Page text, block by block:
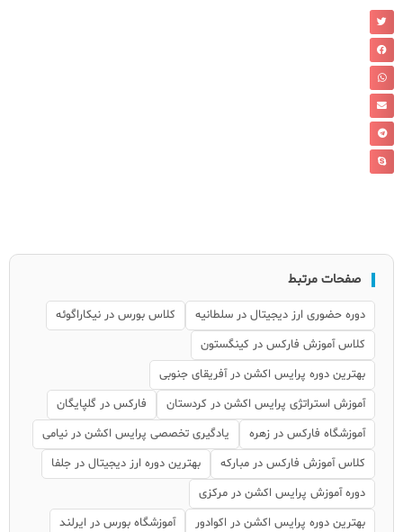
صفحات مرتبط
دوره حضوری ارز دیجیتال در سلطانیه
کلاس بورس در نیکاراگوئه
کلاس آموزش فارکس در کینگستون
بهترین دوره پرایس اکشن در آفریقای جنوبی
آموزش استراتژی پرایس اکشن در کردستان
فارکس در گلپایگان
آموزشگاه فارکس در زهره
یادگیری تخصصی پرایس اکشن در نیامی
کلاس آموزش فارکس در مبارکه
بهترین دوره ارز دیجیتال در جلفا
دوره آموزش پرایس اکشن در مرکزی
بهترین دوره پرایس اکشن در اکوادور
آموزشگاه بورس در ایرلند